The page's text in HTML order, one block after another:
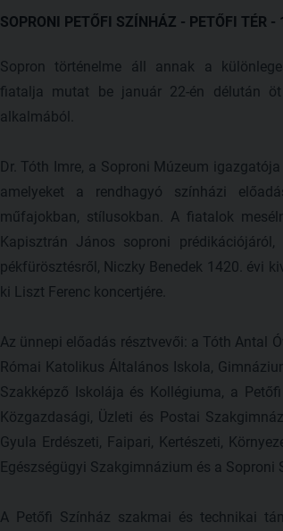
SOPRONI PETŐFI SZÍNHÁZ - PETŐFI TÉR -
Sopron történelme áll annak a
fiatalja mutat be január 22-én délután
alkalmából.
Dr. Tóth Imre, a Soproni Múzeum
amelyeket a rendhagyó színházi
műfajokban, stílusokban. A fiatalok
Kapisztrán János soproni
pékfürösztésről, Niczky Benedek 1420. évi
ki Liszt Ferenc koncertjére.
Az ünnepi előadás résztvevői: a Tóth Antal
Római Katolikus Általános Iskola,
Szakképző Iskolája és Kollégiuma, a
Közgazdasági, Üzleti és Postai
Gyula Erdészeti, Faipari, Kertészeti,
Egészségügyi Szakgimnázium és a Soproni
A Petőfi Színház szakmai és technikai